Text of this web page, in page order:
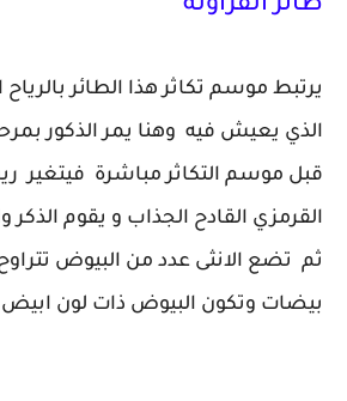
طائر الفراولة
يرتبط موسم تكاثر هذا الطائر
الذي يعيش فيه وهنا يمر الذكور
قبل موسم التكاثر مباشرة فيتغير
القرمزي القادح الجذاب و يقوم الذكر
بيضات وتكون البيوض ذات لون